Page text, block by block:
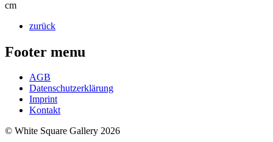
zurück
Footer menu
AGB
Datenschutzerklärung
Imprint
Kontakt
© White Square Gallery 2026